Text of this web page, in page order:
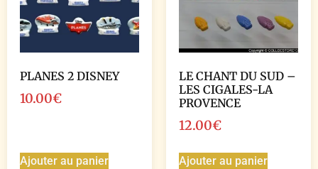
PLANES 2 DISNEY
10.00€
Ajouter au panier
LE CHANT DU SUD –
LES CIGALES-LA
PROVENCE
12.00€
Ajouter au panier